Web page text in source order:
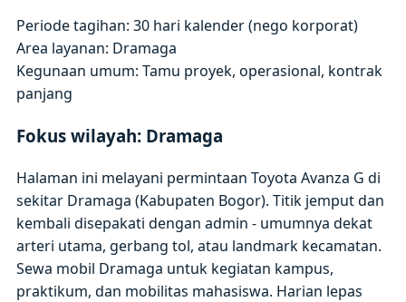
Periode tagihan: 30 hari kalender (nego korporat)
Area layanan: Dramaga
Kegunaan umum: Tamu proyek, operasional, kontrak
panjang
Fokus wilayah: Dramaga
Halaman ini melayani permintaan Toyota Avanza G di
sekitar Dramaga (Kabupaten Bogor). Titik jemput dan
kembali disepakati dengan admin - umumnya dekat
arteri utama, gerbang tol, atau landmark kecamatan.
Sewa mobil Dramaga untuk kegiatan kampus,
praktikum, dan mobilitas mahasiswa. Harian lepas